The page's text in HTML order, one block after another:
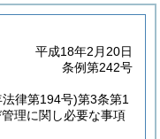
平成18年2月20日
条例第242号
律第194号)第3条第1
理に関し必要な事項